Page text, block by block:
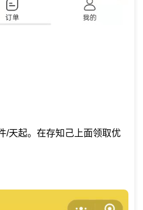
/天起。在存知己上面领取优